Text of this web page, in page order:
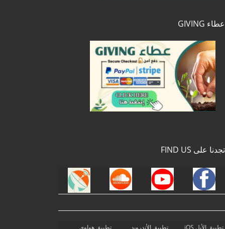
عطاء GIVING
تجدنا على FIND US